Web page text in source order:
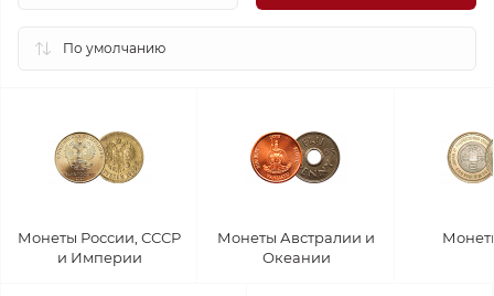
Монеты России, СССР
и Империи
Монеты Австралии и
Океании